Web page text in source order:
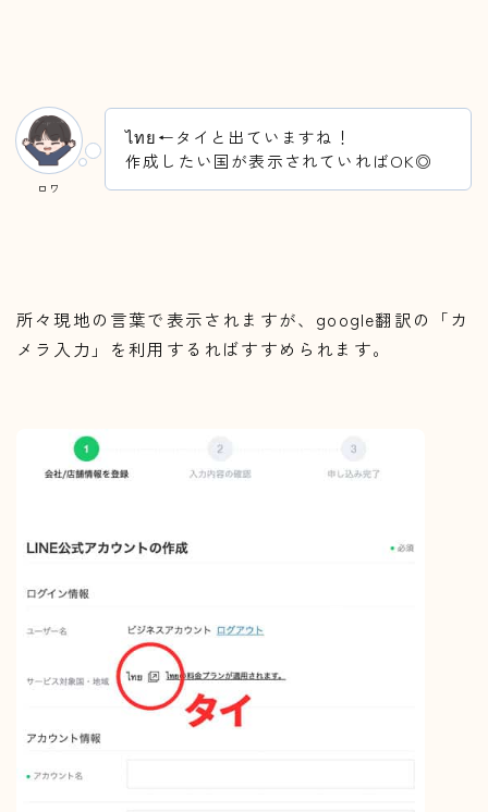
ロワ
ไทย←タイと出ていますね！
作成したい国が表示されていればOK◎
所々現地の言葉で表示されますが、google翻訳の「カ
メラ入力」を利用するればすすめられます。